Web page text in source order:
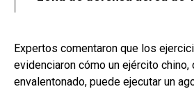
Expertos comentaron que los
evidenciaron cómo un ejército chino,
envalentonado, puede ejecutar un